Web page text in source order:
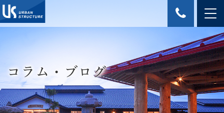
コラム・ブログ